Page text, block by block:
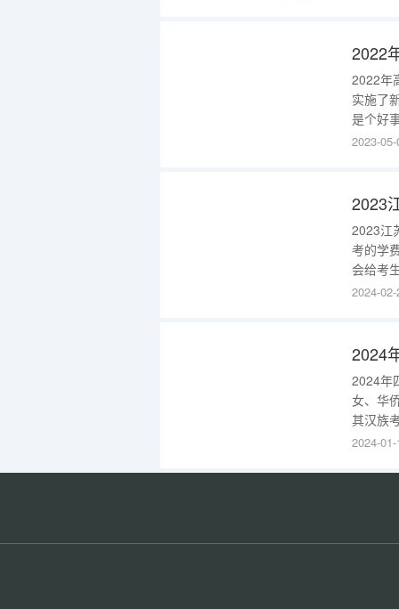
2022
2022年
实施了
是个好
有的省
2023-
2023
2023江
考的学
会给考
成考报
2024-
2024
2024年
女、华
其汉族
和职业
学习和
2024-